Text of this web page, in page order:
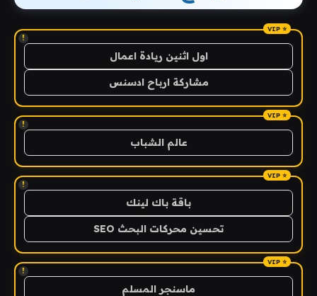
!
اول اثنين ريادة اعمال
مشاركة ارباح ادسنس
!
عالم الشباب
!
باقة باك لينك
تحسين محركات البحث SEO
!
ماسنجر المسلم